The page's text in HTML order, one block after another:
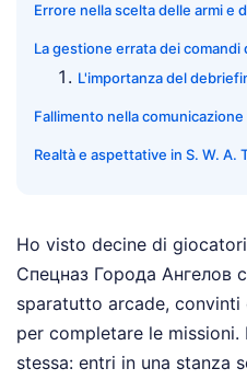
Errore nella scelta delle armi e
La gestione errata dei comandi
L'importanza del
Fallimento nella
Realtà e aspettative in S. W.
Ho visto decine di
Спецназ Города Ангелов
sparatutto arcade,
per completare le missioni.
stessa: entri in una stanza